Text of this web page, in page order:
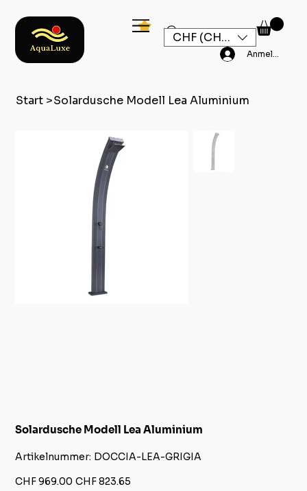
Anmelden
CHF (CHF)
Start >Solardusche Modell Lea Aluminium
Solardusche Modell Lea Aluminium
Artikelnummer: Artikelnummer:
DOCCIA-
GRIGIA
DOCCIA-LEA-GRIGIA
Ursprünglicher
Preis
CHF 969.00 Angebotspreis
CHF 823.65